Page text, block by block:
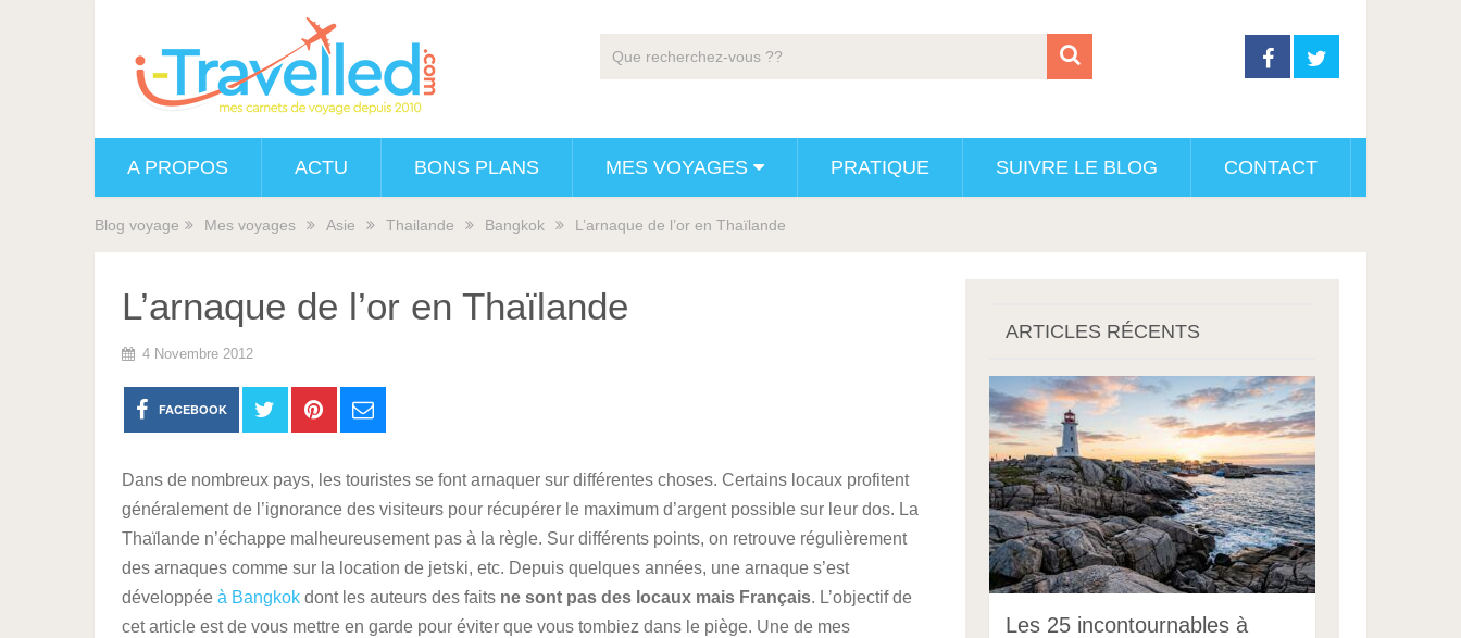
A PROPOS ACTU BONS PLANS MES VOYAGES PRATIQUE SUIVRE LE BLOG CONTACT
Blog voyage Mes voyages Asie Thailande Bangkok L’arnaque de l’or en Thaïlande
L’arnaque de l’or en Thaïlande
4 Novembre 2012
FACEBOOK
Dans de nombreux pays, les touristes se font arnaquer sur différentes choses. Certains locaux profitent
généralement de l’ignorance des visiteurs pour récupérer le maximum d’argent possible sur leur dos. La
Thaïlande n’échappe malheureusement pas à la règle. Sur différents points, on retrouve régulièrement
des arnaques comme sur la location de jetski, etc. Depuis quelques années, une arnaque s’est
développée à Bangkok dont les auteurs des faits ne sont pas des locaux mais Français. L’objectif de
cet article est de vous mettre en garde pour éviter que vous tombiez dans le piège. Une de mes
ARTICLES RÉCENTS
Les 25 incontournables à